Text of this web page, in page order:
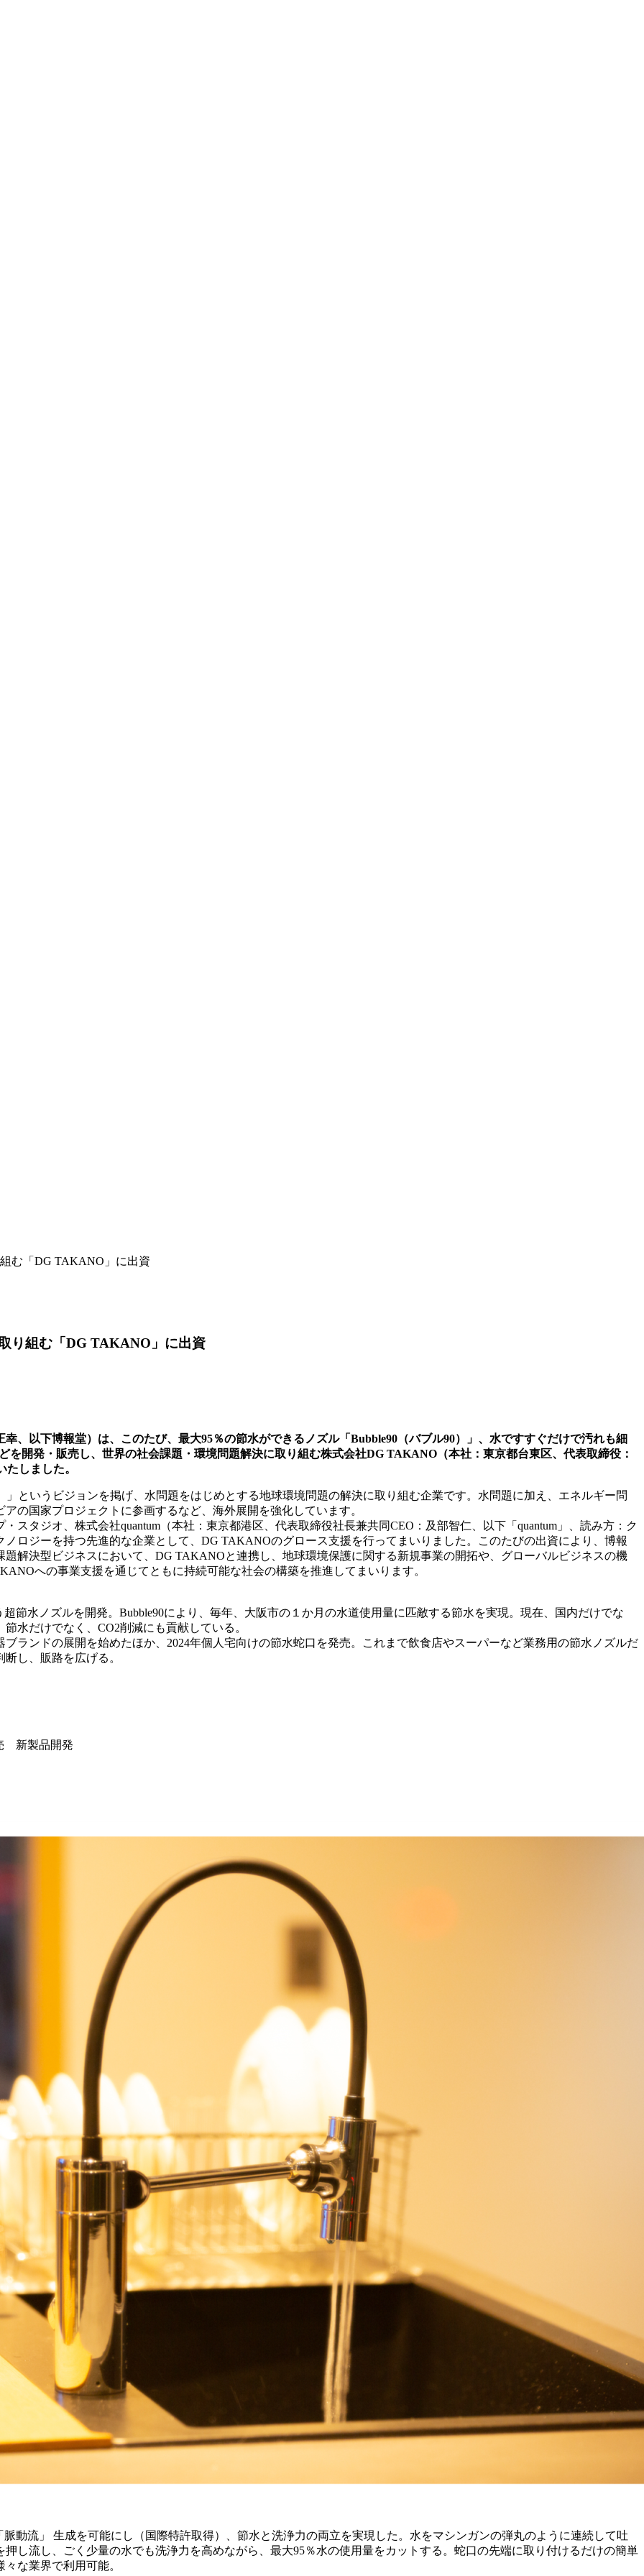
む「DG TAKANO」に出資
り組む「DG TAKANO」に出資
、以下博報堂）は、このたび、最大95％の節水ができるノズル「Bubble90（バブル90）」、水ですすぐだけで汚れも細
を開発・販売し、世界の社会課題・環境問題解決に取り組む株式会社DG TAKANO（本社：東京都台東区、代表取締役：
しました。
というビジョンを掲げ、水問題をはじめとする地球環境問題の解決に取り組む企業です。水問題に加え、エネルギー問
の国家プロジェクトに参画するなど、海外展開を強化しています。
スタジオ、株式会社quantum（本社：東京都港区、代表取締役社長兼共同CEO：及部智仁、以下「quantum」、読み方：ク
ロジーを持つ先進的な企業として、DG TAKANOのグロース支援を行ってまいりました。このたびの出資により、博報
解決型ビジネスにおいて、DG TAKANOと連携し、地球環境保護に関する新規事業の開拓や、グローバルビジネスの機
への事業支援を通じてともに持続可能な社会の構築を推進してまいります。
節水ノズルを開発。Bubble90により、毎年、大阪市の１か月の水道使用量に匹敵する節水を実現。現在、国内だけでな
水だけでなく、CO2削減にも貢献している。
ランドの展開を始めたほか、2024年個人宅向けの節水蛇口を発売。これまで飲食店やスーパーなど業務用の節水ノズルだ
し、販路を広げる。
新製品開発
動流」 生成を可能にし（国際特許取得）、節水と洗浄力の両立を実現した。水をマシンガンの弾丸のように連続して吐
し流し、ごく少量の水でも洗浄力を高めながら、最大95％水の使用量をカットする。蛇口の先端に取り付けるだけの簡単
な業界で利用可能。